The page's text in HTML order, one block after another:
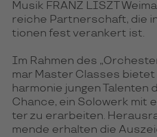
Musik FRANZ LISZT
rei­che Part­ner­schaft, die
tio­nen fest ver­an­kert ist.
Im Rah­men des
mar Mas­ter Clas­ses
har­mo­nie jun­gen Talen­ten
Chance, ein Solo­werk mit
ter zu erar­bei­ten.
mende erhal­ten die